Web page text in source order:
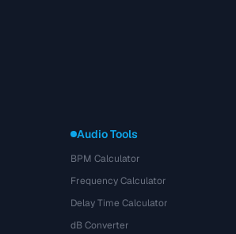
Audio Tools
BPM Calculator
Frequency Calculator
Delay Time Calculator
dB Converter